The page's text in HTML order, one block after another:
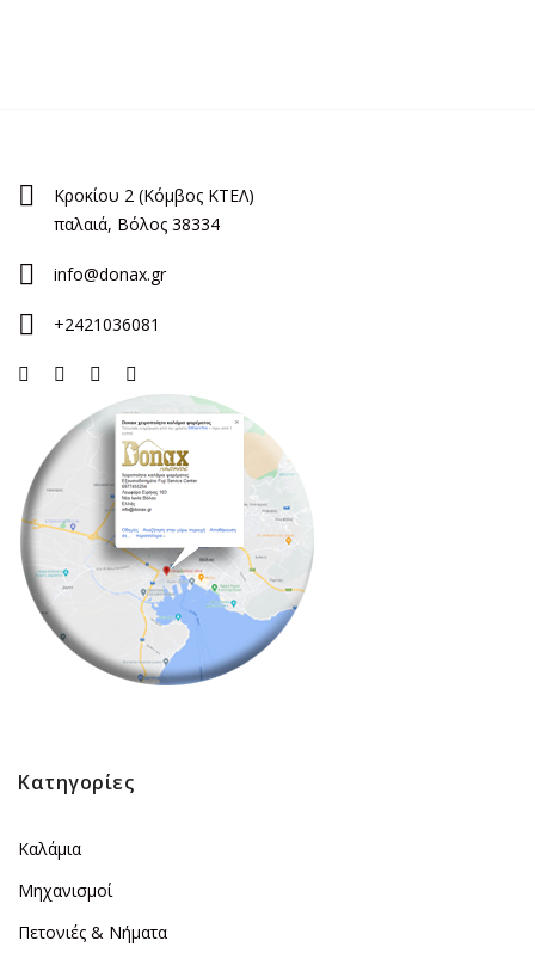
Κροκίου 2 (Κόμβος ΚΤΕΛ)
παλαιά, Βόλος 38334
info@donax.gr
+2421036081
Κατηγορίες
Καλάμια
Μηχανισμοί
Πετονιές & Νήματα